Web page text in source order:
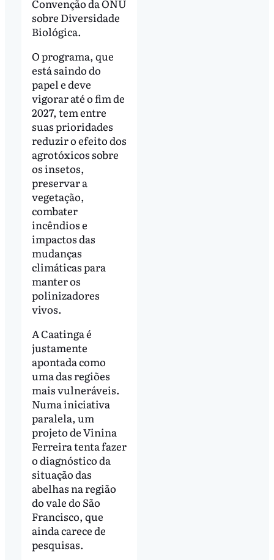
Convenção da ONU
sobre Diversidade
Biológica.
O programa, que
está saindo do
papel e deve
vigorar até o fim de
2027, tem entre
suas prioridades
reduzir o efeito dos
agrotóxicos sobre
os insetos,
preservar a
vegetação,
combater
incêndios e
impactos das
mudanças
climáticas para
manter os
polinizadores
vivos.
A Caatinga é
justamente
apontada como
uma das regiões
mais vulneráveis.
Numa iniciativa
paralela, um
projeto de Vinina
Ferreira tenta fazer
o diagnóstico da
situação das
abelhas na região
do vale do São
Francisco, que
ainda carece de
pesquisas.